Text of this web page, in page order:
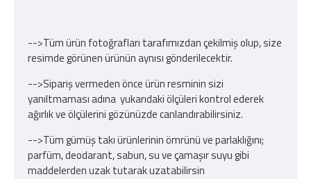
-->Tüm ürün fotoğrafları tarafımızdan çekilmiş olup, size
resimde görünen ürünün aynısı gönderilecektir.
-->Sipariş vermeden önce ürün resminin sizi
yanıltmaması adına yukarıdaki ölçüleri kontrol ederek
ağırlık ve ölçülerini gözünüzde canlandırabilirsiniz.
-->Tüm gümüş takı ürünlerinin ömrünü ve parlaklığını;
parfüm, deodarant, sabun, su ve çamaşır suyu gibi
maddelerden uzak tutarak uzatabilirsin